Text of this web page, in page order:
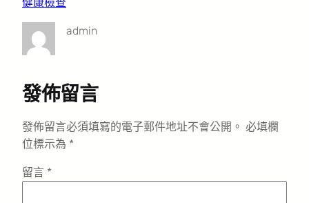
admin
發佈留言
發佈留言必須填寫的電子郵件地址不會公開。 必填欄
位標示為 *
留言 *